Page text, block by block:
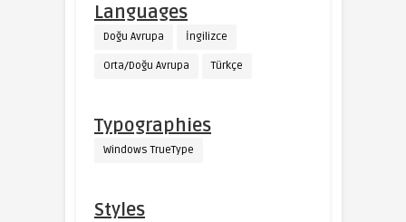
Languages
Doğu Avrupa İngilizce
Orta/Doğu Avrupa Türkçe
Typographies
Windows TrueType
Styles